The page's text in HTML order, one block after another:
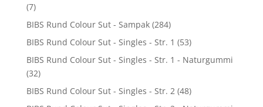
(7)
BIBS Rund Colour Sut - Sampak (284)
BIBS Rund Colour Sut - Singles - Str. 1 (53)
BIBS Rund Colour Sut - Singles - Str. 1 - Naturgummi
(32)
BIBS Rund Colour Sut - Singles - Str. 2 (48)